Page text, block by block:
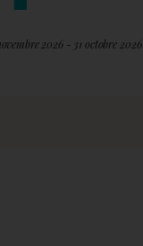
2026 - 31 octobre 2026